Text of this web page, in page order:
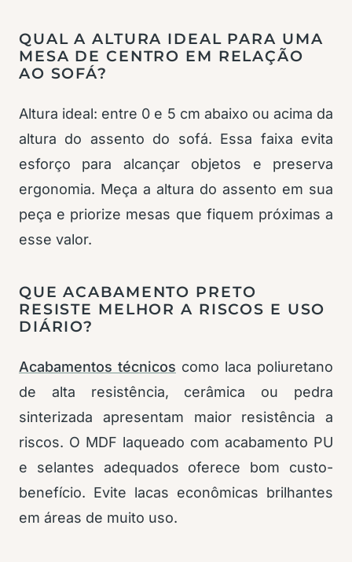
QUAL A ALTURA IDEAL PARA UMA
MESA DE CENTRO EM RELAÇÃO
AO SOFÁ?
Altura ideal: entre 0 e 5 cm abaixo ou acima da
altura do assento do sofá. Essa faixa evita
esforço para alcançar objetos e preserva
ergonomia. Meça a altura do assento em sua
peça e priorize mesas que fiquem próximas a
esse valor.
QUE ACABAMENTO PRETO
RESISTE MELHOR A RISCOS E USO
DIÁRIO?
Acabamentos técnicos como laca poliuretano
de alta resistência, cerâmica ou pedra
sinterizada apresentam maior resistência a
riscos. O MDF laqueado com acabamento PU
e selantes adequados oferece bom custo-
benefício. Evite lacas econômicas brilhantes
em áreas de muito uso.